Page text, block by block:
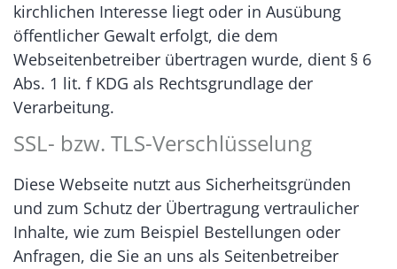
kirchlichen Interesse liegt oder in Ausübung
öffentlicher Gewalt erfolgt, die dem
Webseitenbetreiber übertragen wurde, dient § 6
Abs. 1 lit. f KDG als Rechtsgrundlage der
Verarbeitung.
SSL- bzw. TLS-Verschlüsselung
Diese Webseite nutzt aus Sicherheitsgründen
und zum Schutz der Übertragung vertraulicher
Inhalte, wie zum Beispiel Bestellungen oder
Anfragen, die Sie an uns als Seitenbetreiber